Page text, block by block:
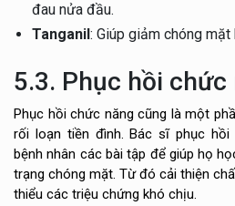
đau nửa đầu.
Tanganil : Giúp giảm chóng mặt
5.3. Phục hồi chức
Phục hồi chức năng cũng là một
rối loạn tiền đình. Bác sĩ phục
bệnh nhân các bài tập để giúp họ
trạng chóng mặt. Từ đó cải thiện
thiểu các triệu chứng khó chịu.